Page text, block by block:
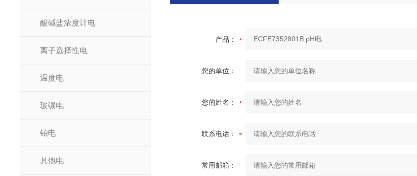
酸碱盐浓度计电
离子选择性电
温度电
玻碳电
铂电
其他电
产品：
您的单位：
您的姓名：
联系电话：
常用邮箱：